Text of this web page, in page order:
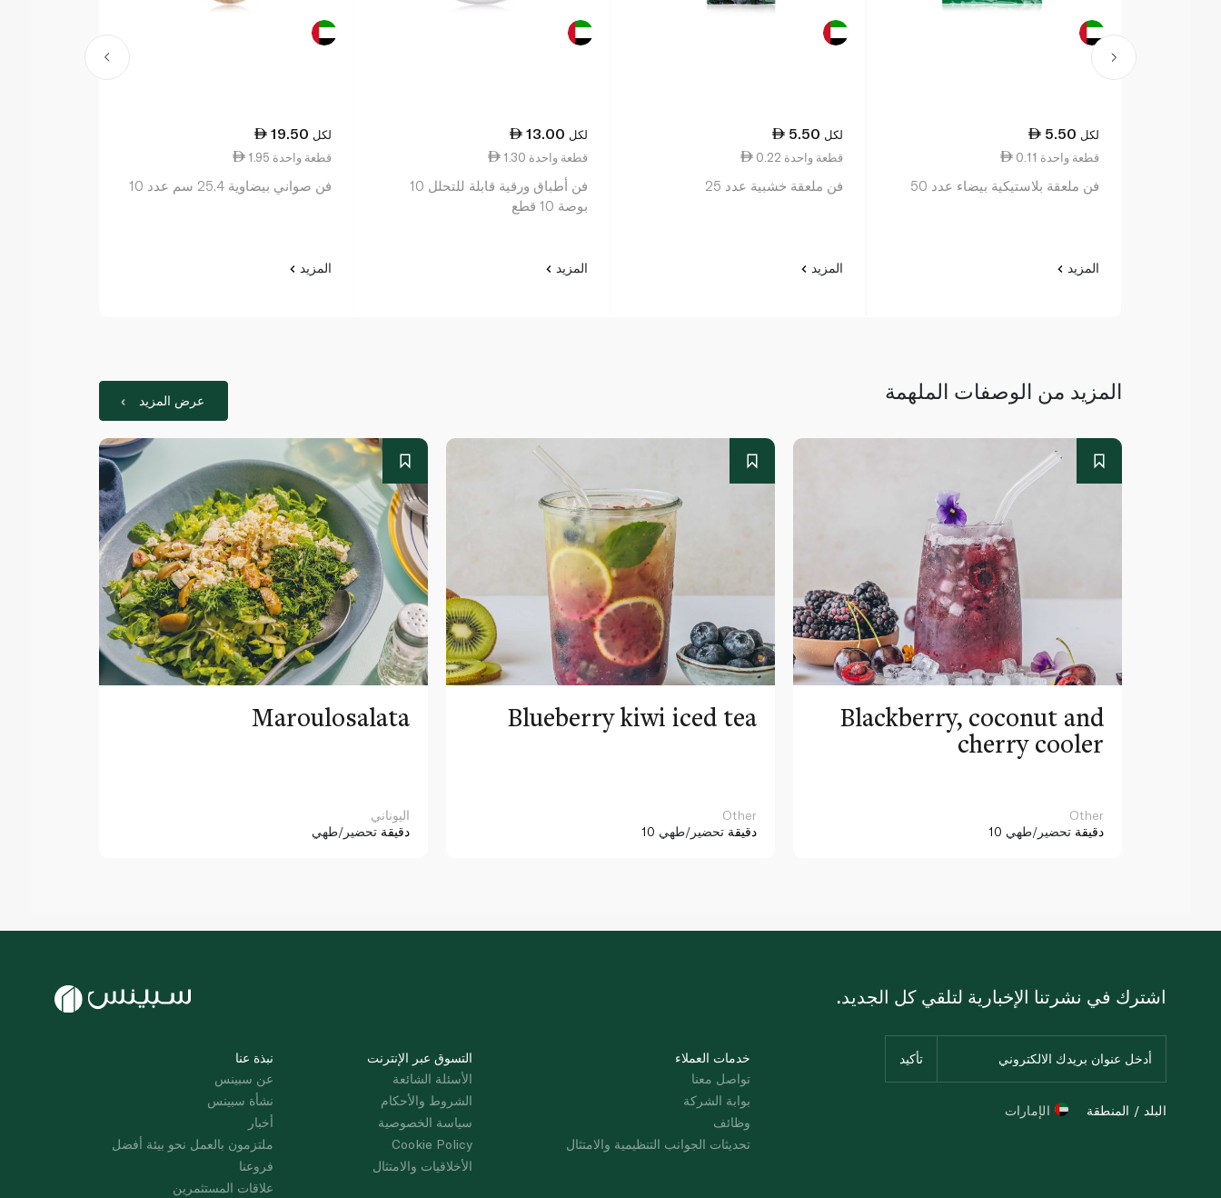
5.50 لكل
0.11 قطعة واحدة
فن ملعقة بلاستيكية بيضاء عدد 50
المزيد
5.50 لكل
0.22 قطعة واحدة
فن ملعقة خشبية عدد 25
المزيد
13.00 لكل
1.30 قطعة واحدة
فن أطباق ورقية قابلة للتحلل 10
بوصة 10 قطع
المزيد
19.50 لكل
1.95 قطعة واحدة
فن صواني بيضاوية 25.4 سم عدد 10
المزيد
المزيد من الوصفات الملهمة عرض المزيد
Maroulosalata
اليوناني
دقيقة تحضير/طهي
Blueberry kiwi iced tea
Other
10 دقيقة تحضير/طهي
Blackberry, coconut and
cherry cooler
Other
10 دقيقة تحضير/طهي
نبذة عنا
عن سبينس
نشأة سبينس
أخبار
ملتزمون بالعمل نحو بيئة أفضل
فروعنا
علاقات المستثمرين
التسوق عبر الإنترنت
الأسئلة الشائعة
الشروط والأحكام
سياسة الخصوصية
Cookie Policy
الأخلاقيات والامتثال
خدمات العملاء
تواصل معنا
بوابة الشركة
وظائف
تحديثات الجوانب التنظيمية والامتثال
اشترك في نشرتنا الإخبارية لتلقي كل الجديد.
البلد / المنطقة الإمارات